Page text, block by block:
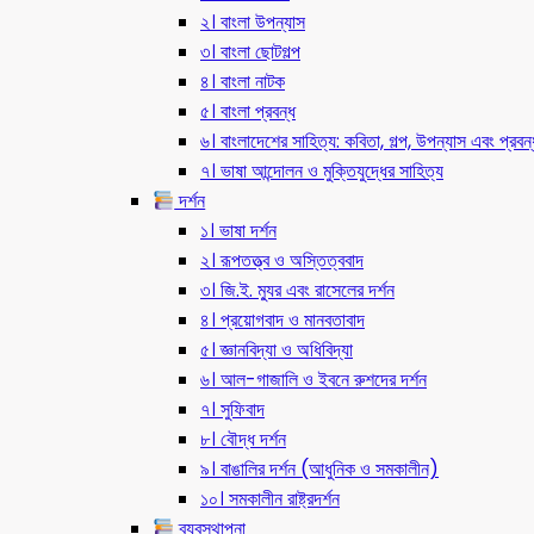
২। বাংলা উপন্যাস
৩। বাংলা ছোটগল্প
৪। বাংলা নাটক
৫। বাংলা প্রবন্ধ
৬। বাংলাদেশের সাহিত্য: কবিতা, গল্প, উপন্যাস এবং
৭। ভাষা আন্দোলন ও মুক্তিযুদ্ধের সাহিত্য
দর্শন
১। ভাষা দর্শন
২। রূপতত্ত্ব ও অস্তিত্ববাদ
৩। জি.ই. ম্যুর এবং রাসেলের দর্শন
৪। প্রয়োগবাদ ও মানবতাবাদ
৫। জ্ঞানবিদ্যা ও অধিবিদ্যা
৬। আল-গাজালি ও ইবনে রুশদের দর্শন
৭। সুফিবাদ
৮। বৌদ্ধ দর্শন
৯। বাঙালির দর্শন (আধুনিক ও সমকালীন)
১০। সমকালীন রাষ্ট্রদর্শন